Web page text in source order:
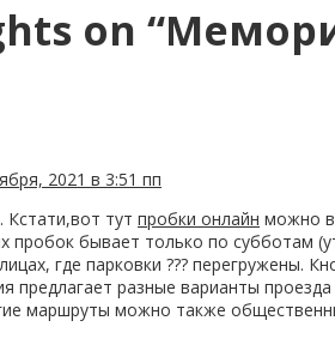
on “
2021 в 3:51 пп
тут пробки онлайн можно в
пробок бывает только по субботам
где парковки ??? перегружены.
предлагает разные варианты
маршруты можно также